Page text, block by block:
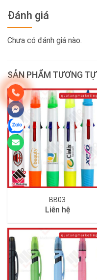
Đánh giá
Chưa có đánh giá nào.
SẢN PHẨM TƯƠNG TỰ
BB03
Liên hệ